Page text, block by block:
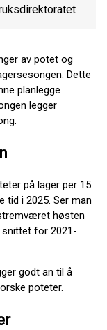
av potet og
Dette
planlegge
legger
på lager per 15.
tid i 2025. Ser man
høsten
snittet for 2021-
godt an til å
poteter.